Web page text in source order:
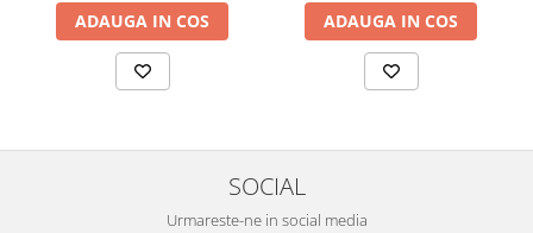
ADAUGA IN COS ADAUGA IN COS
SOCIAL
Urmareste-ne in social media